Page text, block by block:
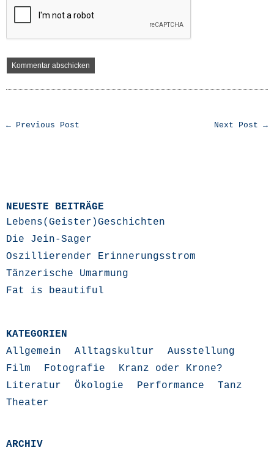
← Previous Post Next Post →
NEUESTE BEITRÄGE
Lebens(Geister)Geschichten
Die Jein-Sager
Oszillierender Erinnerungsstrom
Tänzerische Umarmung
Fat is beautiful
KATEGORIEN
Allgemein
Alltagskultur
Ausstellung
Film
Fotografie
Kranz oder Krone?
Literatur
Ökologie Performance
Tanz
Theater
ARCHIV